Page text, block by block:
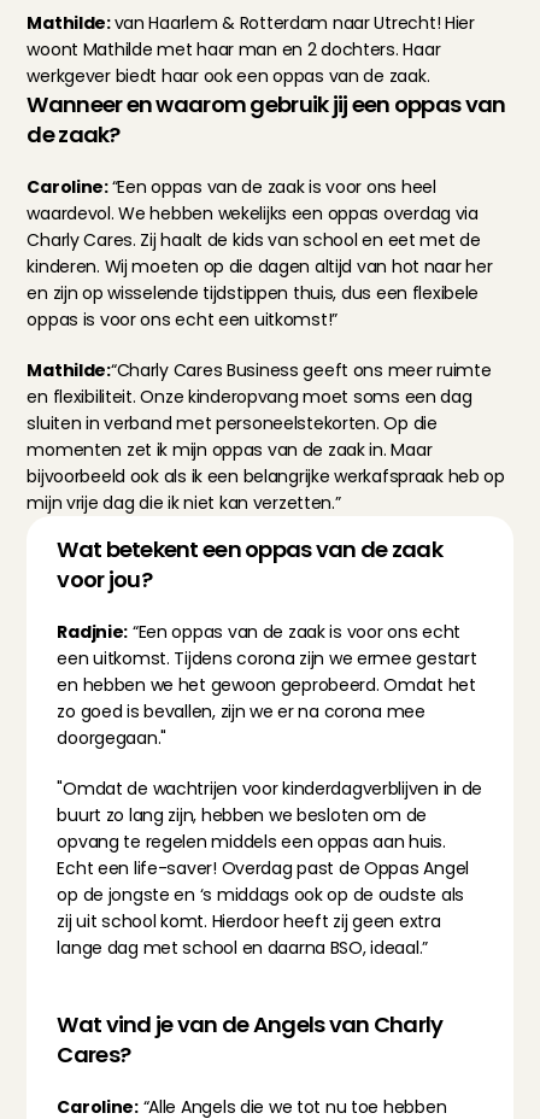
Mathilde: van Haarlem & Rotterdam naar Utrecht! Hier
woont Mathilde met haar man en 2 dochters. Haar
werkgever biedt haar ook een oppas van de zaak.
Wanneer en waarom gebruik jij een oppas van
de zaak?
Caroline: “Een oppas van de zaak is voor ons heel
waardevol. We hebben wekelijks een oppas overdag via
Charly Cares. Zij haalt de kids van school en eet met de
kinderen. Wij moeten op die dagen altijd van hot naar her
en zijn op wisselende tijdstippen thuis, dus een flexibele
oppas is voor ons echt een uitkomst!”
Mathilde:“Charly Cares Business geeft ons meer ruimte
en flexibiliteit. Onze kinderopvang moet soms een dag
sluiten in verband met personeelstekorten. Op die
momenten zet ik mijn oppas van de zaak in. Maar
bijvoorbeeld ook als ik een belangrijke werkafspraak heb op
mijn vrije dag die ik niet kan verzetten.”
Wat betekent een oppas van de zaak
voor jou?
Radjnie: “Een oppas van de zaak is voor ons echt
een uitkomst. Tijdens corona zijn we ermee gestart
en hebben we het gewoon geprobeerd. Omdat het
zo goed is bevallen, zijn we er na corona mee
doorgegaan."
"Omdat de wachtrijen voor kinderdagverblijven in de
buurt zo lang zijn, hebben we besloten om de
opvang te regelen middels een oppas aan huis.
Echt een life-saver! Overdag past de Oppas Angel
op de jongste en ‘s middags ook op de oudste als
zij uit school komt. Hierdoor heeft zij geen extra
lange dag met school en daarna BSO, ideaal.”
Wat vind je van de Angels van Charly
Cares?
Caroline: “Alle Angels die we tot nu toe hebben